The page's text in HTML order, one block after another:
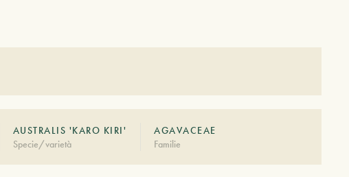
AUSTRALIS 'KARO KIRI'
Specie/varietà
AGAVACEAE
Familie